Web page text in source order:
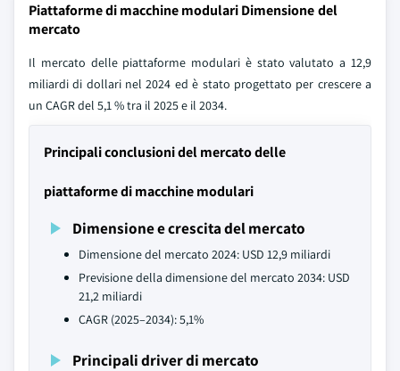
Piattaforme di macchine modulari Dimensione del
mercato
Il mercato delle piattaforme modulari è stato valutato a 12,9
miliardi di dollari nel 2024 ed è stato progettato per crescere a
un CAGR del 5,1 % tra il 2025 e il 2034.
Principali conclusioni del mercato delle
piattaforme di macchine modulari
Dimensione e crescita del mercato
Dimensione del mercato 2024: USD 12,9 miliardi
Previsione della dimensione del mercato 2034: USD
21,2 miliardi
CAGR (2025–2034): 5,1%
Principali driver di mercato